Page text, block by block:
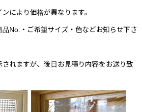
により価格が異なります。
品No.・ご希望サイズ・色などお知らせ下さ
されますが、後日お見積り内容をお送り致